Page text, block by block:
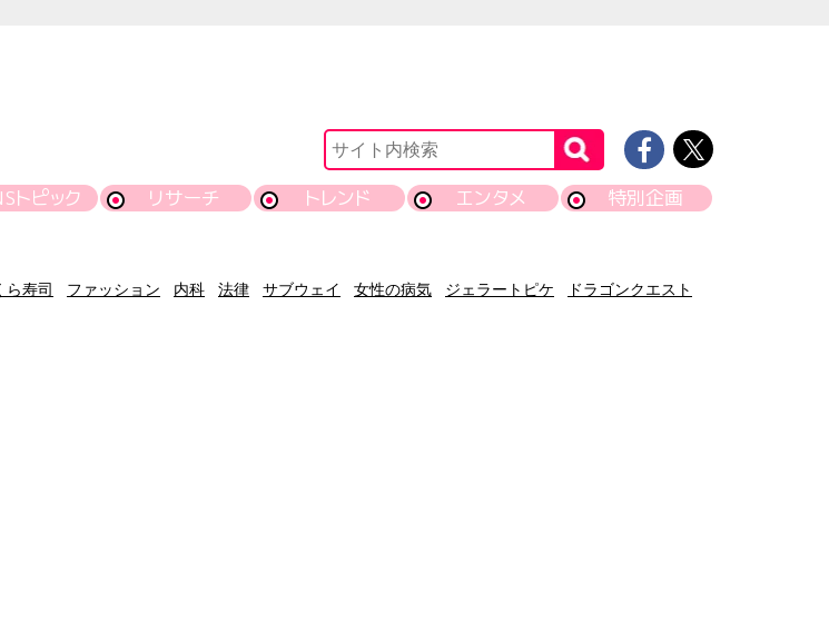
トピック リサーチ トレンド エンタメ 特別企画
ら寿司 ファッション 内科 法律 サブウェイ 女性の病気 ジェラートピケ
ドラゴンクエスト